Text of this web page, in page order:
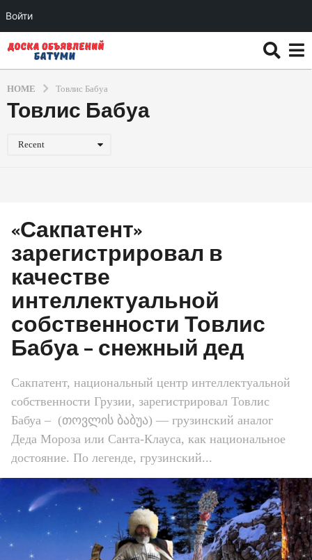
Войти
HOME Товлис Бабуа
Товлис Бабуа
Recent
«Сакпатент»
зарегистрировал в
качестве
интеллектуальной
собственности Товлис
Бабуа – снежный дед
Сакпатент, национальный центр интеллектуальной
собственности Грузии, зарегистрировал Товлис
Бабуа – (თოვლის ბაბუა) — грузинский аналог
Деда Мороза или Санта-Клауса, как национальное
достояние. По легенде, грузинский...